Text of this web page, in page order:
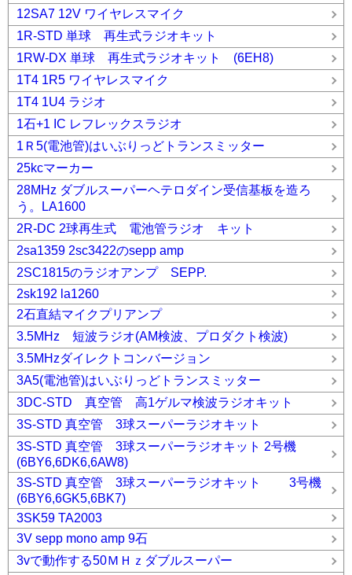
12SA7 12V ワイヤレスマイク
1R-STD 単球 再生式ラジオキット
1RW-DX 単球 再生式ラジオキット (6EH8)
1T4 1R5 ワイヤレスマイク
1T4 1U4 ラジオ
1石+1 IC レフレックスラジオ
1Ｒ5(電池管)はいぶりっどトランスミッター
25kcマーカー
28MHz ダブルスーパーヘテロダイン受信基板を造ろ
う。LA1600
2R-DC 2球再生式 電池管ラジオ キット
2sa1359 2sc3422のsepp amp
2SC1815のラジオアンプ SEPP.
2sk192 la1260
2石直結マイクプリアンプ
3.5MHz 短波ラジオ(AM検波、プロダクト検波)
3.5MHzダイレクトコンバージョン
3A5(電池管)はいぶりっどトランスミッター
3DC-STD 真空管 高1ゲルマ検波ラジオキット
3S-STD 真空管 3球スーパーラジオキット
3S-STD 真空管 3球スーパーラジオキット 2号機
(6BY6,6DK6,6AW8)
3S-STD 真空管 3球スーパーラジオキット 3号機
(6BY6,6GK5,6BK7)
3SK59 TA2003
3V sepp mono amp 9石
3vで動作する50ＭＨｚダブルスーパー